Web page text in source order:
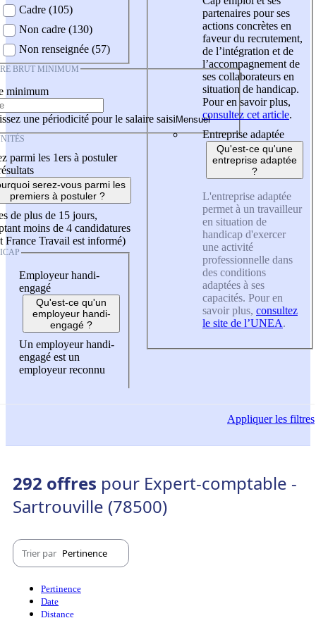
Cadre (105)
Non cadre (130)
Non renseignée (57)
BRUT MINIMUM
minimum
une périodicité pour le salaire saisi
parmi les 1ers à postuler
serez-vous parmi les
premiers à postuler ?
de plus de 15 jours,
moins de 4 candidatures
France Travail est informé)
Employeur handi-
engagé
Qu'est-ce qu'un
employeur handi-
engagé ?
Un employeur handi-
engagé est un
employeur reconnu
partenaires pour ses
actions concrètes en
faveur du recrutement,
de l’intégration et de
l’accompagnement de
ses collaborateurs en
situation de handicap.
Pour en savoir plus,
consultez cet article.
Entreprise adaptée
Qu'est-ce qu'une
entreprise adaptée
?
L'entreprise adaptée
permet à un travailleur
en situation de
handicap d'exercer
une activité
professionnelle dans
des conditions
adaptées à ses
capacités. Pour en
savoir plus, consultez
le site de l’UNEA.
Appliquerles filtres
292 offres pour Expert-comptable -
Sartrouville (78500)
Trier par Pertinence
Pertinence
Date
Distance